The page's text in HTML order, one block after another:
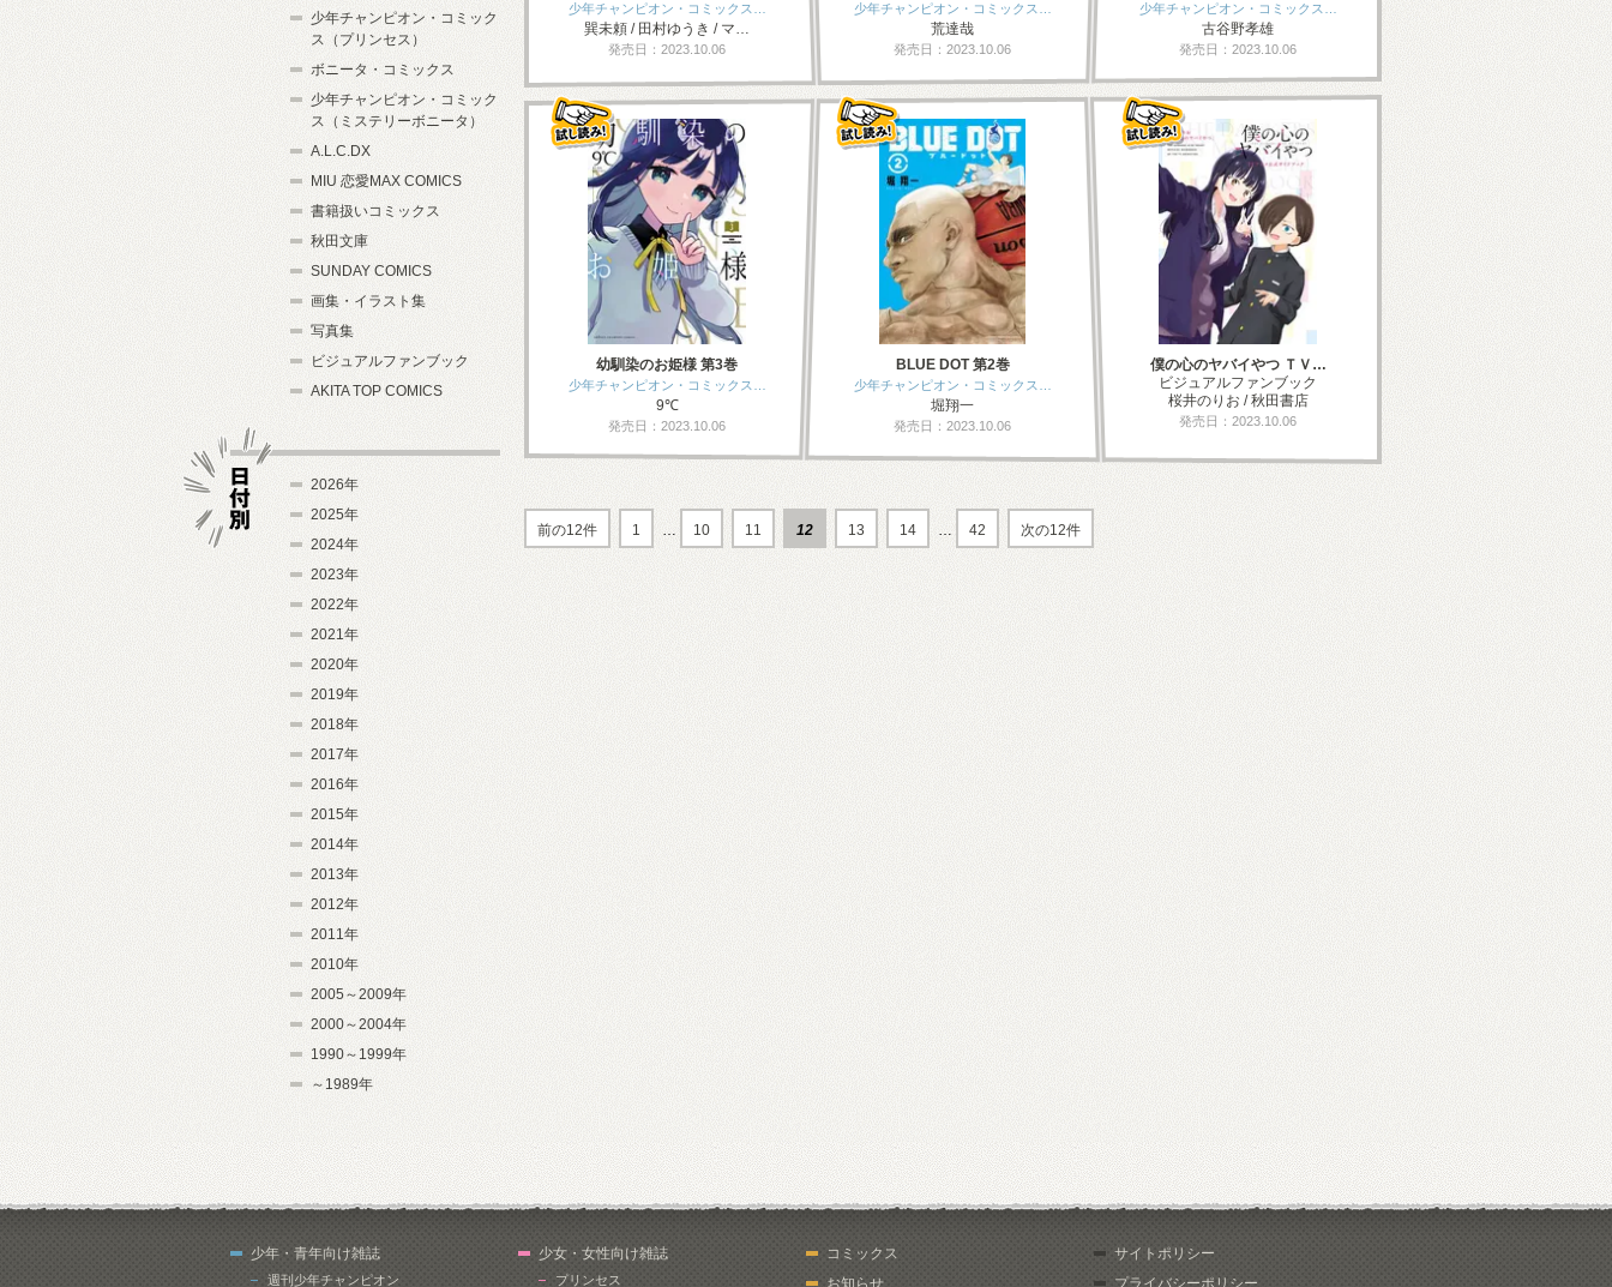
少年チャンピオン・コミックス…
巽未頼 / 田村ゆうき / マ…
発売日：2023.10.06
少年チャンピオン・コミックス…
荒達哉
発売日：2023.10.06
少年チャンピオン・コミックス…
古谷野孝雄
発売日：2023.10.06
幼馴染のお姫様 第3巻
少年チャンピオン・コミックス…
9℃
発売日：2023.10.06
BLUE DOT 第2巻
少年チャンピオン・コミックス…
堀翔一
発売日：2023.10.06
僕の心のヤバイやつ ＴＶ…
ビジュアルファンブック
桜井のりお / 秋田書店
発売日：2023.10.06
前の12件 1 … 10 11 12 13 14 … 42 次の12件
少年チャンピオン・コミック
ス（プリンセス）
ボニータ・コミックス
少年チャンピオン・コミック
ス（ミステリーボニータ）
A.L.C.DX
MIU 恋愛MAX COMICS
書籍扱いコミックス
秋田文庫
SUNDAY COMICS
画集・イラスト集
写真集
ビジュアルファンブック
AKITA TOP COMICS
2026年
2025年
2024年
2023年
2022年
2021年
2020年
2019年
2018年
2017年
2016年
2015年
2014年
2013年
2012年
2011年
2010年
2005～2009年
2000～2004年
1990～1999年
～1989年
少年・青年向け雑誌
週刊少年チャンピオン
少女・女性向け雑誌
プリンセス
コミックス
お知らせ
サイトポリシー
プライバシーポリシー